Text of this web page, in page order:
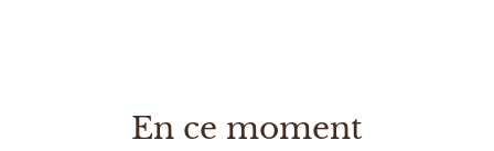
En ce moment